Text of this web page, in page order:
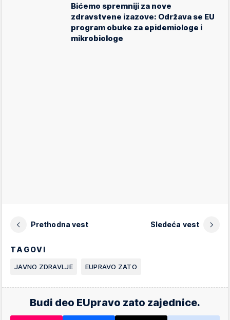
Bićemo spremniji za nove
zdravstvene izazove: Održava se EU
program obuke za epidemiologe i
mikrobiologe
Prethodna vest Sledeća vest
TAGOVI
JAVNO ZDRAVLJE EUPRAVO ZATO
Budi deo EUpravo zato zajednice.